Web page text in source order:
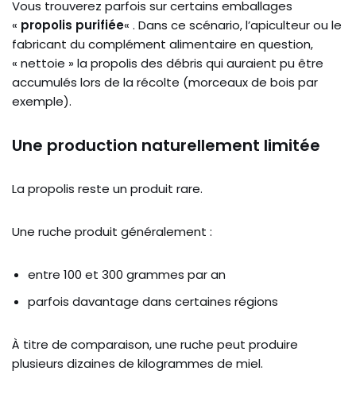
Vous trouverez parfois sur certains emballages
« propolis purifiée« . Dans ce scénario, l’apiculteur ou le
fabricant du complément alimentaire en question,
« nettoie » la propolis des débris qui auraient pu être
accumulés lors de la récolte (morceaux de bois par
exemple).
Une production naturellement limitée
La propolis reste un produit rare.
Une ruche produit généralement :
entre 100 et 300 grammes par an
parfois davantage dans certaines régions
À titre de comparaison, une ruche peut produire
plusieurs dizaines de kilogrammes de miel.